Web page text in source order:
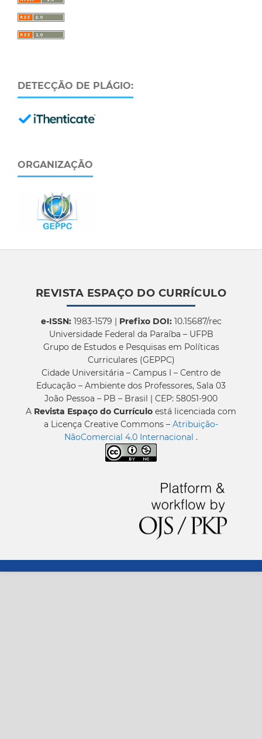
DETECÇÃO DE PLÁGIO:
ORGANIZAÇÃO
REVISTA ESPAÇO DO CURRÍCULO
e-ISSN:1983-1579 | Prefixo DOI:10.15687/rec
Universidade Federal da Paraíba – UFPB
Grupo de Estudos e Pesquisas em Políticas
Curriculares (GEPPC)
Cidade Universitária – Campus I – Centro de
Educação – Ambiente dos Professores, Sala 03
João Pessoa – PB – Brasil | CEP: 58051-900
A Revista Espaço do Currículo está licenciada com
a Licença Creative Commons – Atribuição-
NãoComercial 4.0 Internacional .